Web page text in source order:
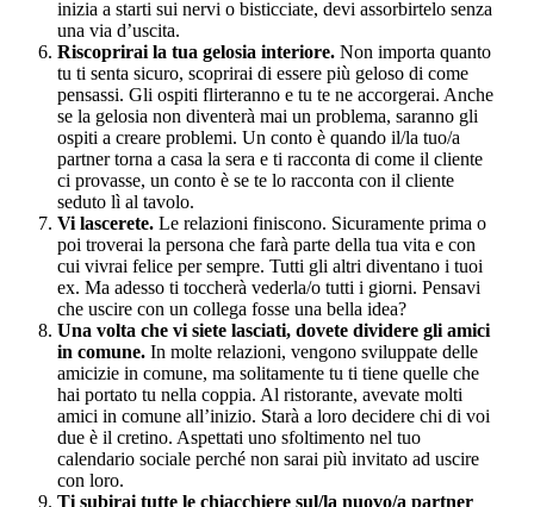
inizia a starti sui nervi o bisticciate, devi assorbirtelo senza
una via d’uscita.
Riscoprirai la tua gelosia interiore. Non importa quanto
tu ti senta sicuro, scoprirai di essere più geloso di come
pensassi. Gli ospiti flirteranno e tu te ne accorgerai. Anche
se la gelosia non diventerà mai un problema, saranno gli
ospiti a creare problemi. Un conto è quando il/la tuo/a
partner torna a casa la sera e ti racconta di come il cliente
ci provasse, un conto è se te lo racconta con il cliente
seduto lì al tavolo.
Vi lascerete. Le relazioni finiscono. Sicuramente prima o
poi troverai la persona che farà parte della tua vita e con
cui vivrai felice per sempre. Tutti gli altri diventano i tuoi
ex. Ma adesso ti toccherà vederla/o tutti i giorni. Pensavi
che uscire con un collega fosse una bella idea?
Una volta che vi siete lasciati, dovete dividere gli amici
in comune. In molte relazioni, vengono sviluppate delle
amicizie in comune, ma solitamente tu ti tiene quelle che
hai portato tu nella coppia. Al ristorante, avevate molti
amici in comune all’inizio. Starà a loro decidere chi di voi
due è il cretino. Aspettati uno sfoltimento nel tuo
calendario sociale perché non sarai più invitato ad uscire
con loro.
Ti subirai tutte le chiacchiere sul/la nuovo/a partner